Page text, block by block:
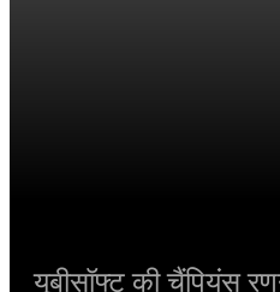
यूबीसॉफ्ट की चैंपियंस